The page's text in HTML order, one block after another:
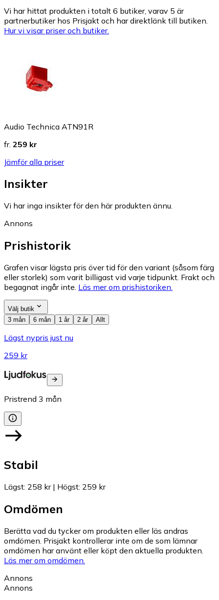
Vi har hittat produkten i totalt 6 butiker, varav 5 är
partnerbutiker hos Prisjakt och har direktlänk till butiken.
Hur vi visar priser och butiker.
Audio Technica ATN91R
fr. 259 kr
Jämför alla priser
Insikter
Vi har inga insikter för den här produkten ännu.
Annons
Prishistorik
Grafen visar lägsta pris över tid för den variant (såsom färg
eller storlek) som varit billigast vid varje tidpunkt. Frakt och
begagnat ingår inte. Läs mer om prishistoriken.
Välj butik
3 mån
6 mån 1 år 2 år Allt
Lägst nypris just nu
259 kr
Pristrend 3 mån
Stabil
Lägst: 258 kr| Högst: 259 kr
Omdömen
Berätta vad du tycker om produkten eller läs andras
omdömen. Prisjakt kontrollerar inte om de som lämnar
omdömen har använt eller köpt den aktuella produkten.
Läs mer om omdömen.
Annons
Annons